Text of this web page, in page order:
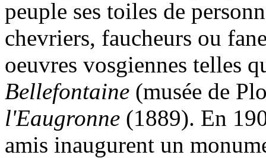
peuple ses toiles de
chevriers, faucheurs ou
oeuvres vosgiennes telles
Bellefontaine (musée de
l'Eaugronne (1889). En
amis inaugurent un